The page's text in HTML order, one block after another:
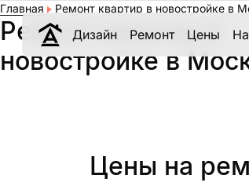
Дизайн Ремонт Цены
Главная Ремонт квартир в новостройке в
Ремонт квартир в
новостройке в
Цены на